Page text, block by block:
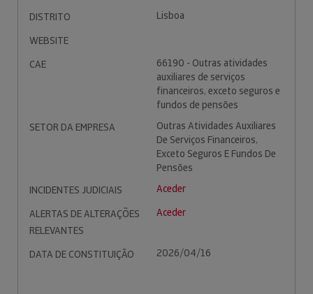
DISTRITO
Lisboa
WEBSITE
CAE
66190 - Outras atividades
auxiliares de serviços
financeiros, exceto seguros e
fundos de pensões
SETOR DA EMPRESA
Outras Atividades Auxiliares
De Serviços Financeiros,
Exceto Seguros E Fundos De
Pensões
INCIDENTES JUDICIAIS
Aceder
ALERTAS DE ALTERAÇÕES
RELEVANTES
Aceder
DATA DE CONSTITUIÇÃO 2026/04/16